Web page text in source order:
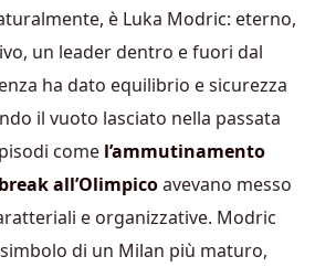
è Luka Modric: eterno,
un leader dentro e fuori dal
ha dato equilibrio e sicurezza
il vuoto lasciato nella passata
come l’ammutinamento
all’Olimpicoavevano messo
e organizzative. Modric
di un Milan più maturo,